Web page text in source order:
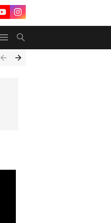
UAE Deportation Vishakha Rathod